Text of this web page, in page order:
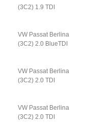
(3C2) 1.9 TDI
VW Passat Berlina
(3C2) 2.0 BlueTDI
VW Passat Berlina
(3C2) 2.0 TDI
VW Passat Berlina
(3C2) 2.0 TDI